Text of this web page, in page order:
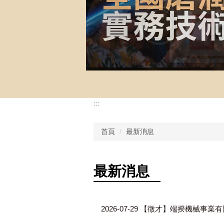
:::
首頁 最新消息
最新消息
2026-07-29 【徵才】端揆機械事業